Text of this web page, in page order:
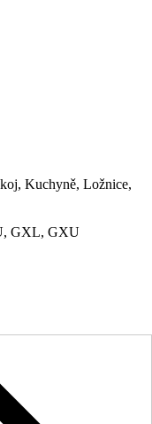
Kuchyně, Ložnice,
GXL, GXU